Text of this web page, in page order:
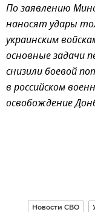
По заявлению
наносят удары
украинским
основные задачи
снизили боевой
в российском
освобождение
Новости СВО